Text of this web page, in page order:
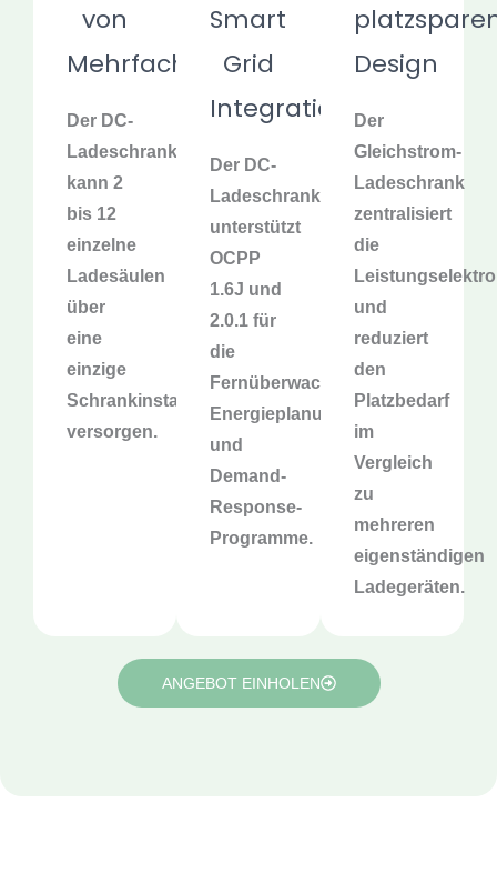
von
Mehrfachspendern
Der DC-
Ladeschrank
kann 2
bis 12
einzelne
Ladesäulen
über
eine
einzige
Schrankinstallation
versorgen.
Smart
Grid
Integration
Der DC-
Ladeschrank
unterstützt
OCPP
1.6J und
2.0.1 für
die
Fernüberwachung,
Energieplanung
und
Demand-
Response-
Programme.
Design
Der
Gleichstrom-
Ladeschrank
zentralisiert
die
und
reduziert
den
Platzbedarf
im
Vergleich
zu
mehreren
eigenständigen
Ladegeräten.
ANGEBOT EINHOLEN